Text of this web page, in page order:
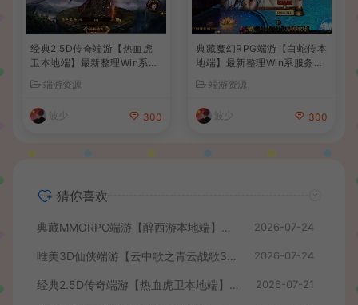
经典2.5D传奇端游【热血虎
卫本地端】最新整理Win系服
程
端游资源
波少 300
典藏魔幻RPG端游【白蛇传本
地端】最新整理Win系服务端
建教程
端游资源
波少 300
猜你喜欢
典藏MMORPG端游【醉西游本地端】最新最新整理Win系服务端+PC客户端+GM后台+详细搭建教程 2026-07-24
唯美3D仙侠端游【云中歌之青云战歌3D本地端】最整理Win系服务端+PC客户端+GM工具+详细搭建教程 2026-07-24
经典2.5D传奇端游【热血虎卫本地端】最新整理Win系服务端+PC客户端+详细搭建教程 2026-07-21